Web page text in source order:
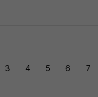
3 4 5 6 7